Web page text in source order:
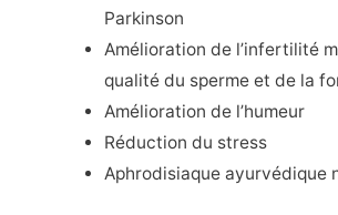
Parkinson
Amélioration de l’infertilité
qualité du sperme et de la
Amélioration de l’humeur
Réduction du stress
Aphrodisiaque ayurvédique